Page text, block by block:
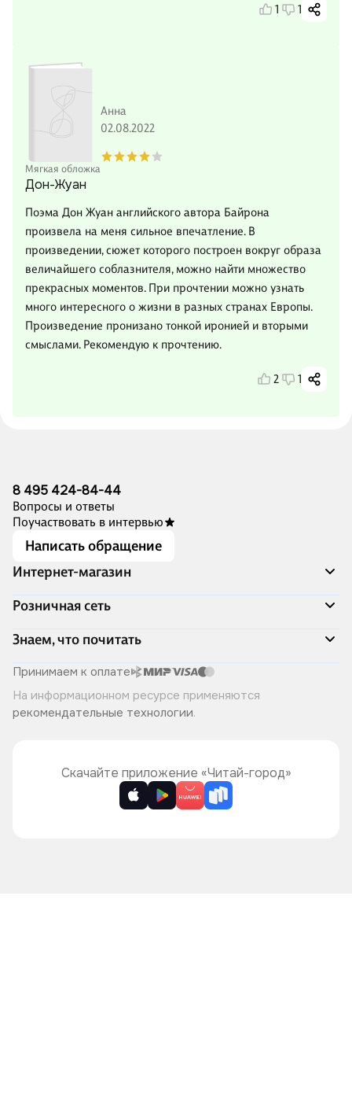
1 1
Мягкая обложка
Анна
02.08.2022
Дон-Жуан
Поэма Дон Жуан английского автора Байрона
произвела на меня сильное впечатление. В
произведении, сюжет которого построен вокруг образа
величайшего соблазнителя, можно найти множество
прекрасных моментов. При прочтении можно узнать
много интересного о жизни в разных странах Европы.
Произведение пронизано тонкой иронией и вторыми
смыслами. Рекомендую к прочтению.
2 1
8 495 424-84-44
Вопросы и ответы
Поучаствовать в интервью
Написать обращение
Интернет-магазин
Акции
Доставка и оплата
Программа лояльности
Подарочные сертификаты
Правила продажи
Политика конфиденциальности
Розничная сеть
Адреса магазинов
Книжный Дозор
О компании
Читай-город для бизнеса
Хотите у нас работать?
Знаем, что почитать
Скоро в продаже
Лучшие из лучших
Читай-журнал
Принимаем к оплате
На информационном ресурсе применяются
рекомендательные технологии.
Скачайте приложение «Читай-город»